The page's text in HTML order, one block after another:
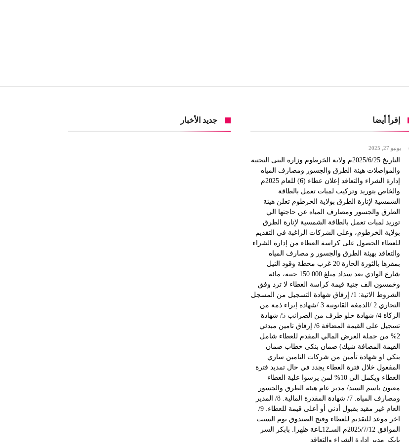
إقرأ أيضا
يونيو 27, 2025
التاريخ 2025/6/25م ولاية الخرطوم وزارة البنى التحتية
والمواصلات هيئة الطرق والجسور ومصارف المياه
إدارة الشراء والتعاقد إعلان عطاء (6) للعام 2025م
والخاص بتوريد وتركيب لمبات تعمل بالطاقة
الشمسية لإنارة الطرق بولاية الخرطوم تعلن هيئة
الطرق والجسور ومصارف المياه عن حاجتها الي
توريد لمبات تعمل بالطاقة الشمسية لإنارة الطرق
بولاية الخرطوم، وعلى الشركات الراغبة في التقديم
للعطاء الحصول على كراسة العطاء من إدارة الشراء
والتعاقد بهيئة الطرق والجسور و مصارف المياه
بمقرها بالثورة الحارة 20 غرب محطة وقود النيل
شارع الوادي بعد سداد مبلغ 150.000 جنية، مائة
وخمسون الف جنية قيمة كراسة العطاء لا ترد وفق
الشروط الاتية: 1/ إرفاق شهادة التسجيل من المسجل
التجاري 2 /الدمغة القانونية 3 /شهادة إبراء ذمة من
الزكاة 4/ شهادة خلو طرف من الضرائب 5/ شهادة
تسجيل على القيمة المضافة 6/ إرفاق تامين مبدئي
2% من جملة العرض المالي المقدم للعطاء شامل
القيمة المضافة شيك) ضمان بنكي خطاب ضمان
بنكي او شهادة تأمين من شركات التامين ساري
المفعول خلال فترة العطاء يجدد في حال تمديد فترة
العطاء ويكمل الى 10% لمن يرسوا علية العطاء
معنون باسم السيد/ مدير عام هيئة الطرق والجسور
ومصارف المياه. 7/ شهادة المقدرة المالية. 8/ المدير
العام غير مقيد بقبول أدني أو أعلى قيمة للعطاء. 9/
اخر موعد للتقديم للعطاء وفتح الصندوق يوم السبت
الموافق 2025/7/12م السـ12ـاعة ظهرا. بابكر السر
بابكر مدير إدارة الشراء والتعاقد
جديد الأخبار